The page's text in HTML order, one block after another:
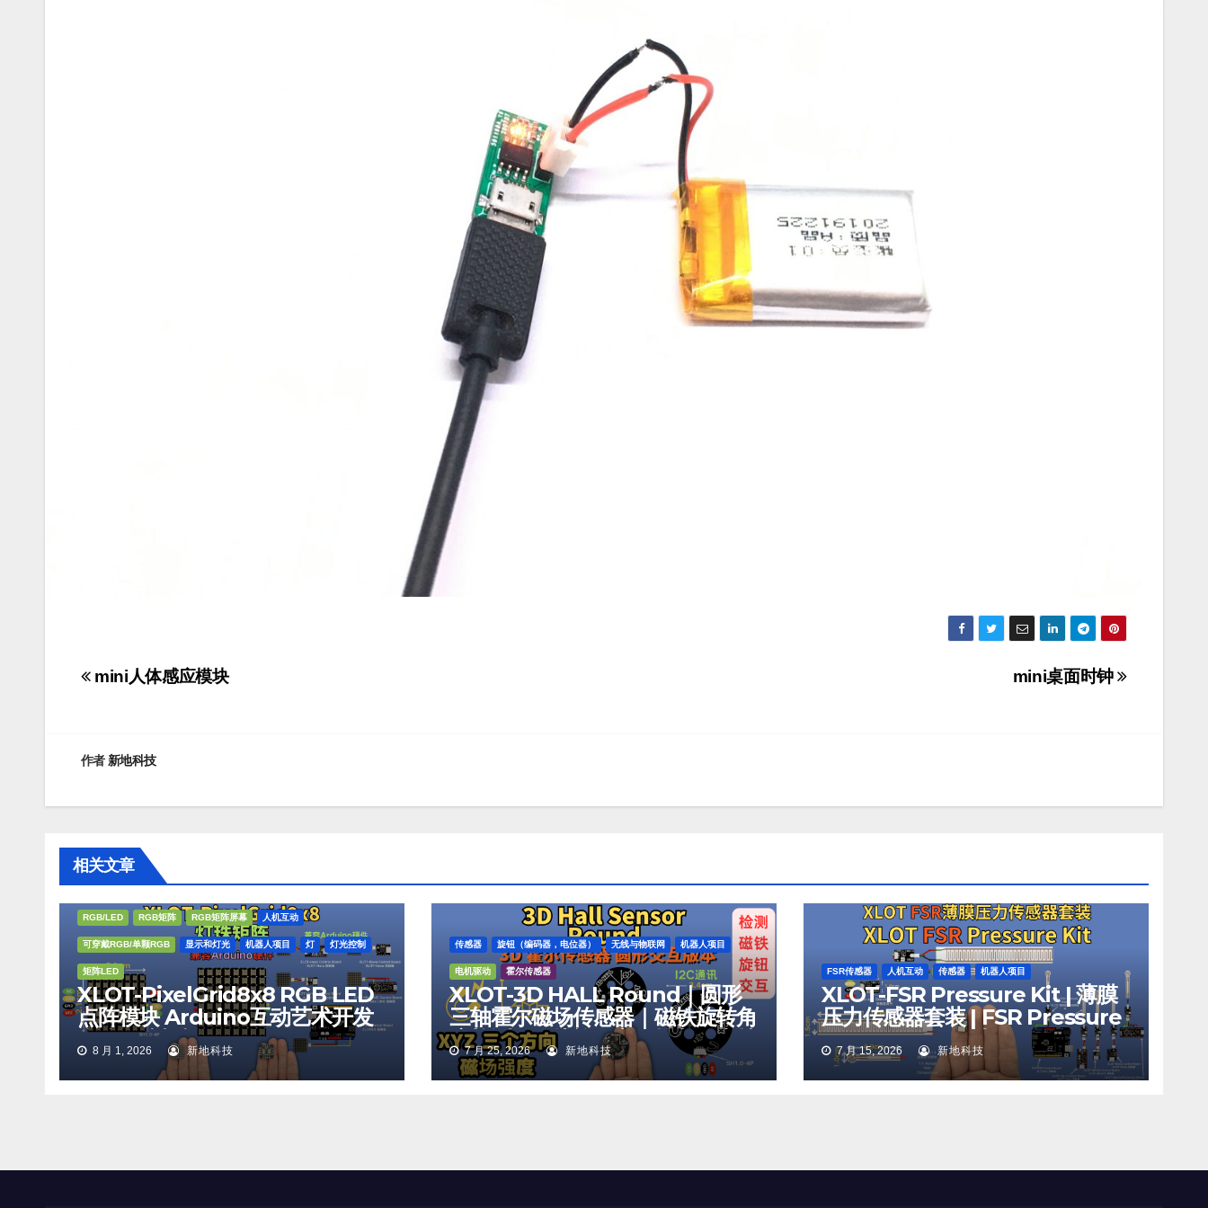
文
导
mini桌面时钟
mini人体感应模块
作者新地科技
相关文章
RGB/LED RGB矩阵 RGB矩阵屏幕 人机互动
可穿戴RGB/单颗RGB 显示和灯光 机器人项目 灯 灯光控制
矩阵LED
XLOT-PixelGrid8x8 RGB LED
点阵模块 Arduino互动艺术开发
全彩矩阵灯板 XLOT-
PixelGrid8x8 RGB LED Matrix
Module Arduino Interactive
8 月 1, 2026 新地科技
传感器 旋钮（编码器，电位器） 无线与物联网 机器人项目
电机驱动 霍尔传感器
XLOT-3D HALL Round｜圆形
三轴霍尔磁场传感器｜磁铁旋转角
度检测｜无线旋钮交互控制｜支持
Arduino XLOT-3D HALL
Round | 3-Axis Hall Magnetic
7 月 25, 2026 新地科技
FSR传感器 人机互动 传感器 机器人项目
XLOT-FSR Pressure Kit | 薄膜
压力传感器套装 | FSR Pressure
Sensor Kit | AO/DO | Arduino
Compatible | 艺术交互 Art
Interaction
7 月 15, 2026 新地科技